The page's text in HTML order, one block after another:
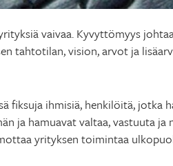
vaivaa. Kyvyttömyys
tahtotilan, vision, arvot ja
fiksuja ihmisiä, henkilöitä, jotka
ja hamuavat valtaa, vastuuta
yrityksen toimintaa